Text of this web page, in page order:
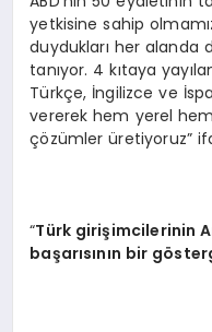
yetkisine sahip
duydukları her alanda
tanıyor. 4 kıtaya
Türkçe, İngilizce ve
vererek hem yerel
çözümler üretiyoruz”
“Türk girişimcilerinin
başarısının bir gö